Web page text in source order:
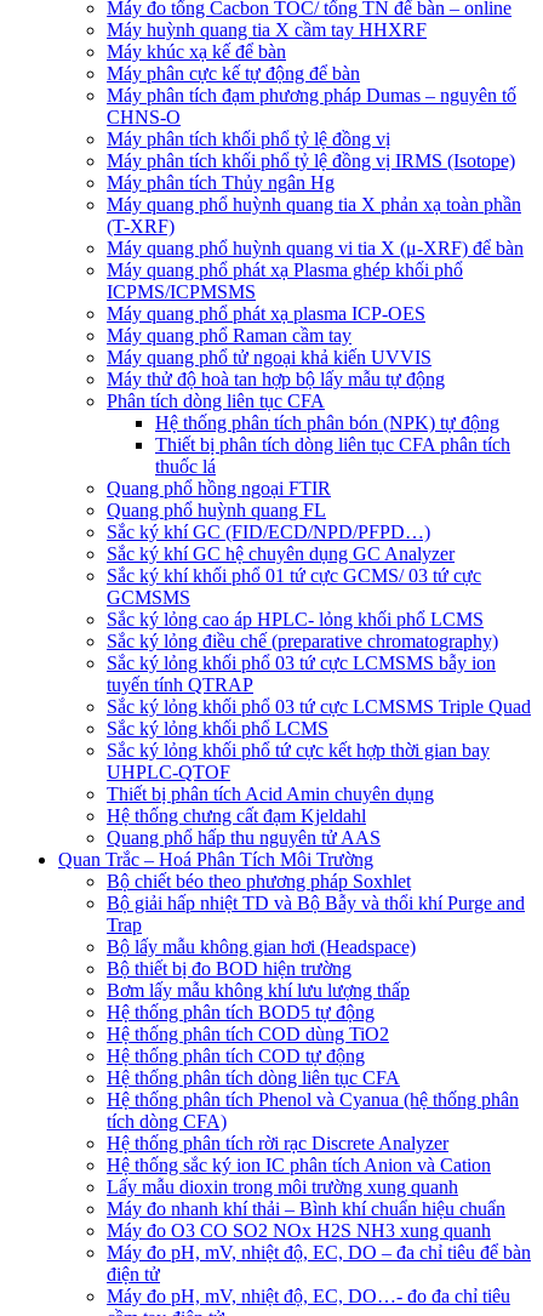
Máy đo tổng Cacbon TOC/ tổng TN để bàn – online
Máy huỳnh quang tia X cầm tay HHXRF
Máy khúc xạ kế để bàn
Máy phân cực kế tự động để bàn
Máy phân tích đạm phương pháp Dumas – nguyên tố
CHNS-O
Máy phân tích khối phổ tỷ lệ đồng vị
Máy phân tích khối phổ tỷ lệ đồng vị IRMS (Isotope)
Máy phân tích Thủy ngân Hg
Máy quang phổ huỳnh quang tia X phản xạ toàn phần
(T-XRF)
Máy quang phổ huỳnh quang vi tia X (μ-XRF) để bàn
Máy quang phổ phát xạ Plasma ghép khối phổ
ICPMS/ICPMSMS
Máy quang phổ phát xạ plasma ICP-OES
Máy quang phổ Raman cầm tay
Máy quang phổ tử ngoại khả kiến UVVIS
Máy thử độ hoà tan hợp bộ lấy mẫu tự động
Phân tích dòng liên tục CFA
Hệ thống phân tích phân bón (NPK) tự động
Thiết bị phân tích dòng liên tục CFA phân tích
thuốc lá
Quang phổ hồng ngoại FTIR
Quang phổ huỳnh quang FL
Sắc ký khí GC (FID/ECD/NPD/PFPD…)
Sắc ký khí GC hệ chuyên dụng GC Analyzer
Sắc ký khí khối phổ 01 tứ cực GCMS/ 03 tứ cực
GCMSMS
Sắc ký lỏng cao áp HPLC- lỏng khối phổ LCMS
Sắc ký lỏng điều chế (preparative chromatography)
Sắc ký lỏng khối phổ 03 tứ cực LCMSMS bẫy ion
tuyến tính QTRAP
Sắc ký lỏng khối phổ 03 tứ cực LCMSMS Triple Quad
Sắc ký lỏng khối phổ LCMS
Sắc ký lỏng khối phổ tứ cực kết hợp thời gian bay
UHPLC-QTOF
Thiết bị phân tích Acid Amin chuyên dụng
Hệ thống chưng cất đạm Kjeldahl
Quang phổ hấp thu nguyên tử AAS
Quan Trắc – Hoá Phân Tích Môi Trường
Bộ chiết béo theo phương pháp Soxhlet
Bộ giải hấp nhiệt TD và Bộ Bẫy và thổi khí Purge and
Trap
Bộ lấy mẫu không gian hơi (Headspace)
Bộ thiết bị đo BOD hiện trường
Bơm lấy mẫu không khí lưu lượng thấp
Hệ thống phân tích BOD5 tự động
Hệ thống phân tích COD dùng TiO2
Hệ thống phân tích COD tự động
Hệ thống phân tích dòng liên tục CFA
Hệ thống phân tích Phenol và Cyanua (hệ thống phân
tích dòng CFA)
Hệ thống phân tích rời rạc Discrete Analyzer
Hệ thống sắc ký ion IC phân tích Anion và Cation
Lấy mẫu dioxin trong môi trường xung quanh
Máy đo nhanh khí thải – Bình khí chuẩn hiệu chuẩn
Máy đo O3 CO SO2 NOx H2S NH3 xung quanh
Máy đo pH, mV, nhiệt độ, EC, DO – đa chỉ tiêu để bàn
điện tử
Máy đo pH, mV, nhiệt độ, EC, DO…- đo đa chỉ tiêu